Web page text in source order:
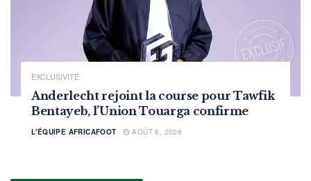
EXCLUSIVITÉ
Anderlecht rejoint la course pour Tawfik
Bentayeb, l’Union Touarga confirme
L'ÉQUIPE AFRICAFOOT AOÛT 6, 2026